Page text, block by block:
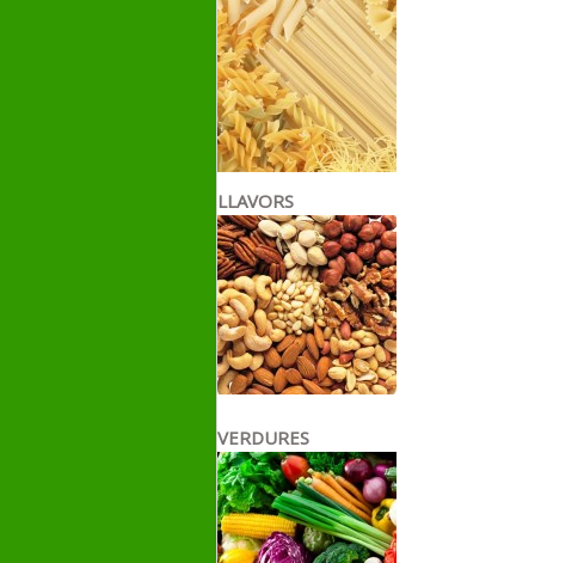
LLAVORS
VERDURES